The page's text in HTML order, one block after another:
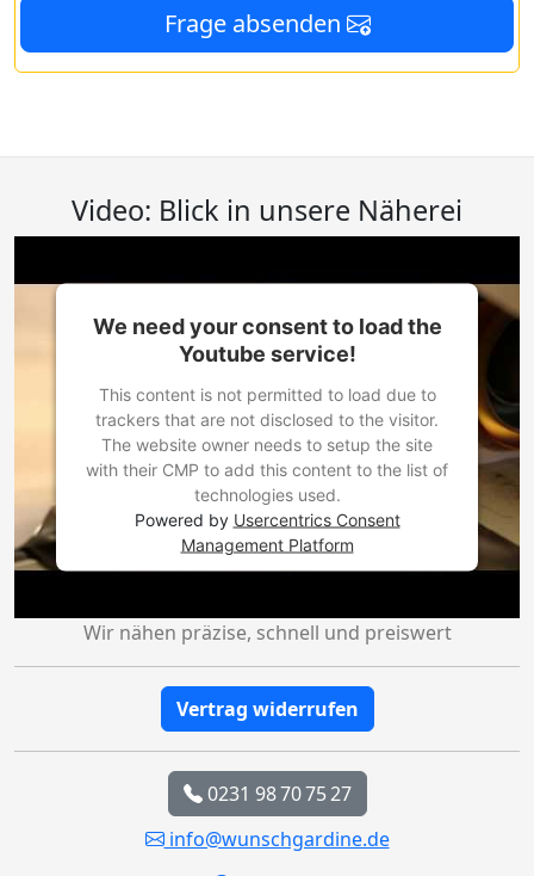
Frage absenden
Video: Blick in unsere Näherei
We need your consent to load the
Youtube service!
This content is not permitted to load due to
trackers that are not disclosed to the visitor.
The website owner needs to setup the site
with their CMP to add this content to the list of
technologies used.
Powered by Usercentrics Consent
Management Platform
Wir nähen präzise, schnell und preiswert
Vertrag widerrufen
0231 98 70 75 27
info@wunschgardine.de